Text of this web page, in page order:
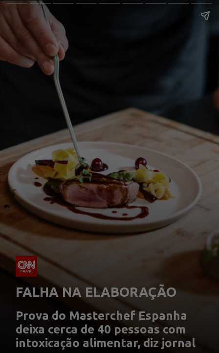
FALHA NA ELABORAÇÃO
Prova do Masterchef Espanha
deixa cerca de 40 pessoas com
intoxicação alimentar, diz jornal